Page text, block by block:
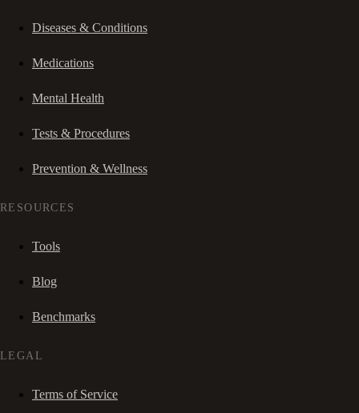
Diseases & Conditions
Medications
Mental Health
Tests & Procedures
Prevention & Wellness
RESOURCES
Tools
Blog
Benchmarks
LEGAL
Terms of Service